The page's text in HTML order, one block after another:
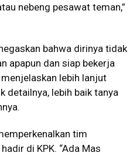
nebeng pesawat teman,”
bahwa dirinya tidak
apapun dan siap bekerja
lebih lanjut
detailnya, lebih baik tanya
tim
di KPK. “Ada Mas